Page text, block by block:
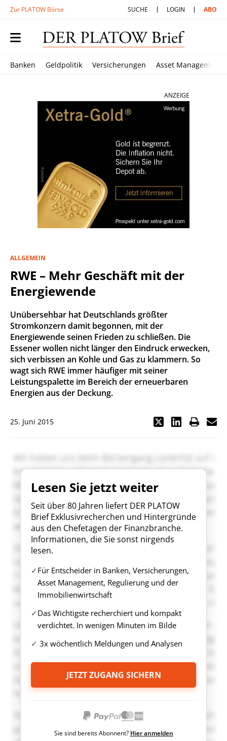
Zur PLATOW Börse SUCHE LOGIN ABO
Banken Geldpolitik Versicherungen Asset Management
ANZEIGE
ALLGEMEIN
RWE – Mehr Geschäft mit der
Energiewende
Unübersehbar hat Deutschlands größter
Stromkonzern damit begonnen, mit der
Energiewende seinen Frieden zu schließen. Die
Essener wollen nicht länger den Eindruck erwecken,
sich verbissen an Kohle und Gas zu klammern. So
wagt sich RWE immer häufiger mit seiner
Leistungspalette im Bereich der erneuerbaren
Energien aus der Deckung.
25. Juni 2015
Lesen Sie jetzt weiter
Seit über 80 Jahren liefert DER PLATOW
Brief Exklusivrecherchen und Hintergründe
aus den Chefetagen der Finanzbranche.
Informationen, die Sie sonst nirgends
lesen.
Für Entscheider in Banken, Versicherungen,
Asset Management, Regulierung und der
Immobilienwirtschaft
Das Wichtigste recherchiert und kompakt
verdichtet. In wenigen Minuten im Bilde
3x wöchentlich Meldungen und Analysen
JETZT ZUGANG SICHERN
Sie sind bereits Abonnent? Hier anmelden